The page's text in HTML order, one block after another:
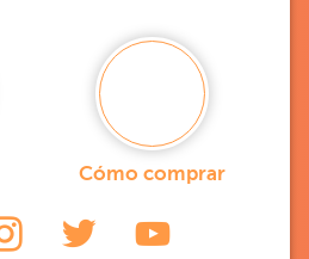
Cómo comprar